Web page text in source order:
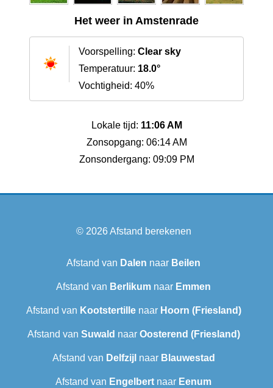
Het weer in Amstenrade
Voorspelling: Clear sky
Temperatuur: 18.0°
Vochtigheid: 40%
Lokale tijd: 11:06 AM
Zonsopgang: 06:14 AM
Zonsondergang: 09:09 PM
© 2026Afstand berekenen
Afstand van Dalen naar Beilen
Afstand van Berlikum naar Emmen
Afstand van Kootstertillenaar Hoorn (Friesland)
Afstand van Suwald naar Oosterend (Friesland)
Afstand van Delfzijl naar Blauwestad
Afstand van Engelbert naar Eenum